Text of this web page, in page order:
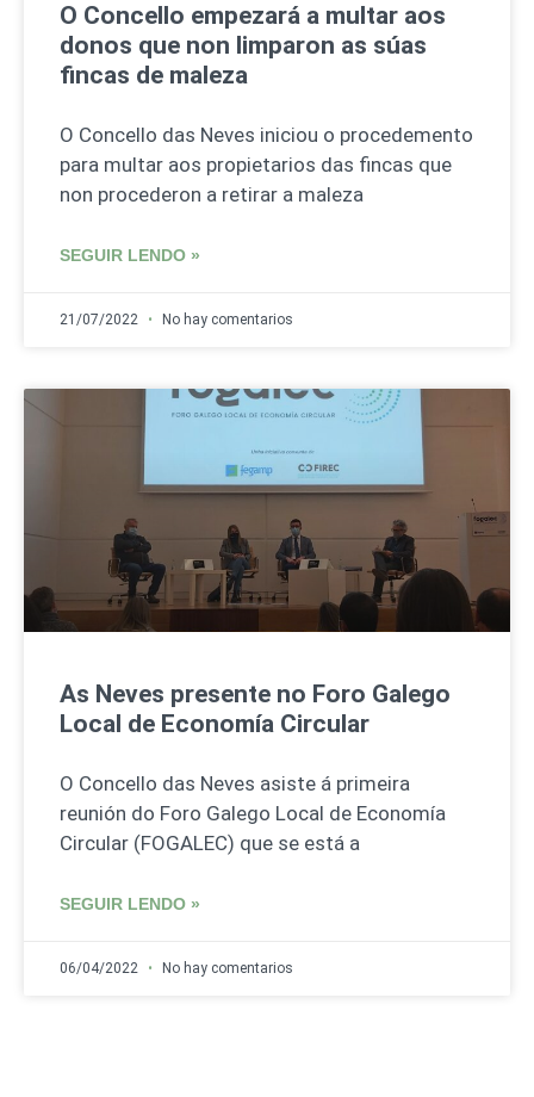
O Concello empezará a multar aos
donos que non limparon as súas
fincas de maleza
O Concello das Neves iniciou o procedemento
para multar aos propietarios das fincas que
non procederon a retirar a maleza
SEGUIR LENDO »
21/07/2022 No hay comentarios
As Neves presente no Foro Galego
Local de Economía Circular
O Concello das Neves asiste á primeira
reunión do Foro Galego Local de Economía
Circular (FOGALEC) que se está a
SEGUIR LENDO »
06/04/2022 No hay comentarios